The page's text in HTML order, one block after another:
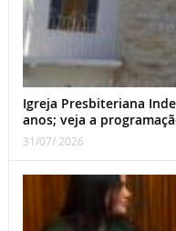
Igreja Presbiteriana
anos; veja a
31/07/ 2026